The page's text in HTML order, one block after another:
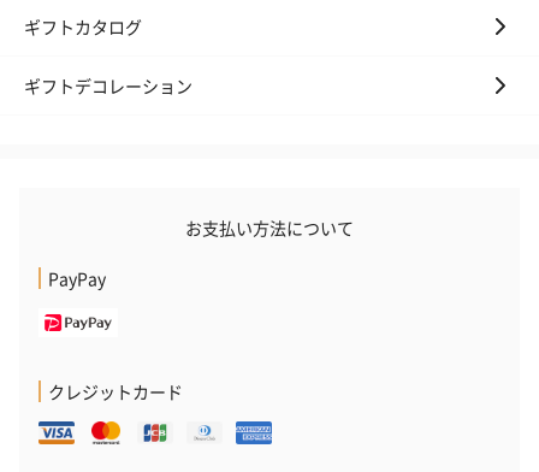
プレミアムビール イネ
ジョニ－ウ
お酒にぴったりのおつまみ・サプリを同梱してお届けいたしま
ギフトカタログ
ギフトデコレーション
お支払い方法について
PayPay
クレジットカード